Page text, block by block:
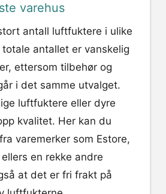
varehus
antall luftfuktere i ulike
totale antallet er vanskelig
ettersom tilbehør og
i det samme utvalget.
luftfuktere eller dyre
kvalitet. Her kan du
varemerker som Estore,
en rekke andre
at det er fri frakt på